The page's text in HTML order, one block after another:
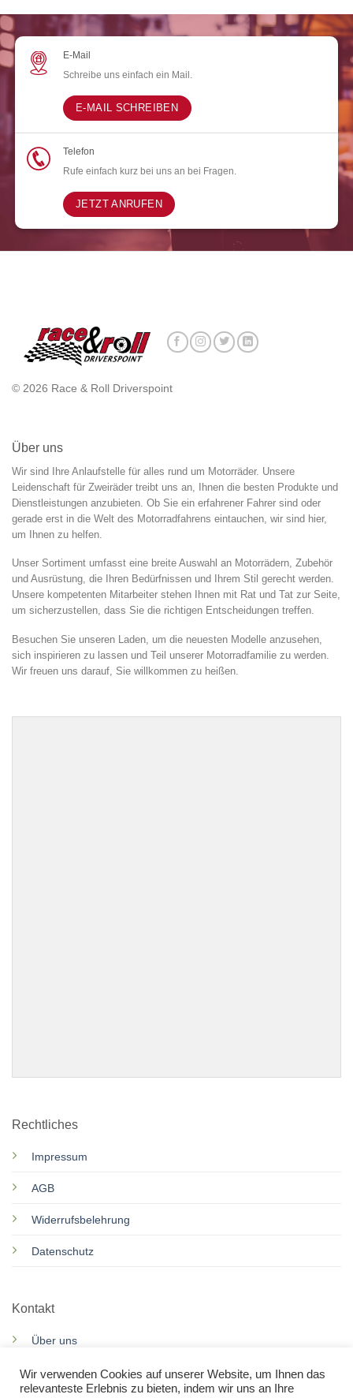
E-Mail
Schreibe uns einfach ein Mail.
E-MAIL SCHREIBEN
Telefon
Rufe einfach kurz bei uns an bei Fragen.
JETZT ANRUFEN
© 2026 Race & Roll Driverspoint
Über uns
Wir sind Ihre Anlaufstelle für alles rund um Motorräder. Unsere
Leidenschaft für Zweiräder treibt uns an, Ihnen die besten Produkte und
Dienstleistungen anzubieten. Ob Sie ein erfahrener Fahrer sind oder
gerade erst in die Welt des Motorradfahrens eintauchen, wir sind hier,
um Ihnen zu helfen.
Unser Sortiment umfasst eine breite Auswahl an Motorrädern, Zubehör
und Ausrüstung, die Ihren Bedürfnissen und Ihrem Stil gerecht werden.
Unsere kompetenten Mitarbeiter stehen Ihnen mit Rat und Tat zur Seite,
um sicherzustellen, dass Sie die richtigen Entscheidungen treffen.
Besuchen Sie unseren Laden, um die neuesten Modelle anzusehen,
sich inspirieren zu lassen und Teil unserer Motorradfamilie zu werden.
Wir freuen uns darauf, Sie willkommen zu heißen.
Rechtliches
Impressum
AGB
Widerrufsbelehrung
Datenschutz
Kontakt
Über uns
Motorroller Services
Wir verwenden Cookies auf unserer Website, um Ihnen das
relevanteste Erlebnis zu bieten, indem wir uns an Ihre